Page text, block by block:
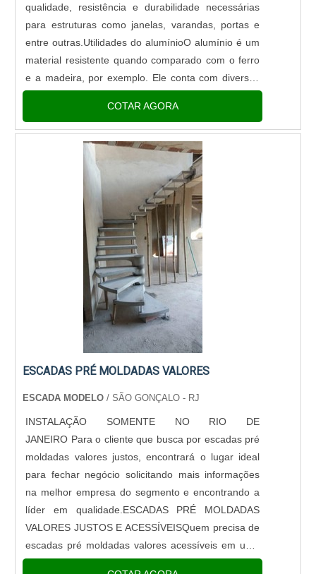
qualidade, resistência e durabilidade necessárias
para estruturas como janelas, varandas, portas e
entre outras.Utilidades do alumínioO alumínio é um
material resistente quando comparado com o ferro
e a madeira, por exemplo. Ele conta com diversas
vantagens como por exemplo, sua resistência à
COTAR AGORA
ESCADAS PRÉ MOLDADAS VALORES
ESCADA MODELO/ SÃO GONÇALO - RJ
INSTALAÇÃO SOMENTE NO RIO DE
JANEIRO Para o cliente que busca por escadas pré
moldadas valores justos, encontrará o lugar ideal
para fechar negócio solicitando mais informações
na melhor empresa do segmento e encontrando a
líder em qualidade.ESCADAS PRÉ MOLDADAS
VALORES JUSTOS E ACESSÍVEISQuem precisa de
escadas pré moldadas valores acessíveis em uma
empresa altamente qualificada, consegue encontrar